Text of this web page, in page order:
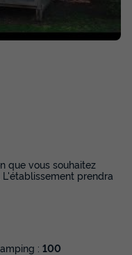
2 1
2 CH - 24m² - TV +
que vous souhaitez
prendra
: 100